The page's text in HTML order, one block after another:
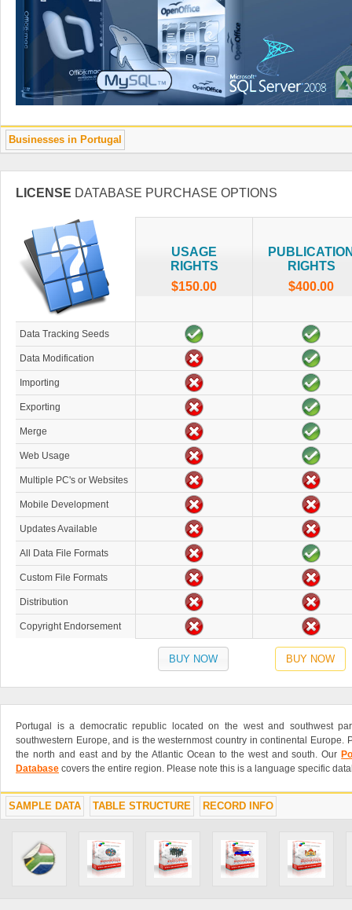
Businesses in Portugal
LICENSE DATABASE PURCHASE OPTIONS
USAGE
RIGHTS
$150.00
RIGHTS
$400.00
Data Tracking Seeds
Data Modification
Importing
Exporting
Merge
Web Usage
Multiple PC's or Websites
Mobile Development
Updates Available
All Data File Formats
Custom File Formats
Distribution
Copyright Endorsement
BUY NOW BUY NOW
Portugal is a democratic republic located on the west and southwest
southwestern Europe, and is the westernmost country in continental Europe.
the north and east and by the Atlantic Ocean to the west and south. Our
Database covers the entire region. Please note this is a language specific
SAMPLE DATA TABLE STRUCTURE RECORD INFO